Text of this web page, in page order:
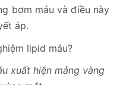
bơm máu và điều này
áp.
xuất hiện mảng vàng